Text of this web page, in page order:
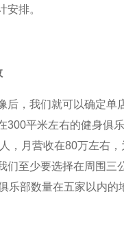
安排。
后，我们就可以确定单
300平米左右的健身俱
，月营收在80万左右
们至少要选择在周围三
乐部数量在五家以内的